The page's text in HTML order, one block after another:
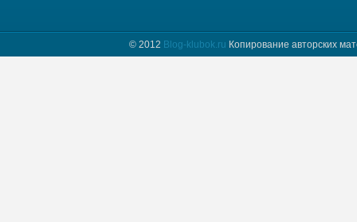
© 2012 Blog-klubok.ru Копирование авторских